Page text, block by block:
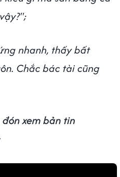
nhanh, thấy bất
Chắc bác tài cũng
xem bản tin